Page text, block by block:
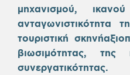
μηχανισμού,
ανταγωνιστικότητα
τουριστική σκηνή
βιωσιμότητας, της
συνεργατικότητας.